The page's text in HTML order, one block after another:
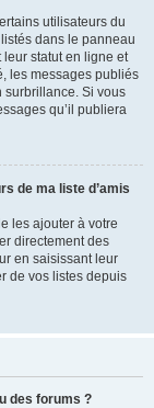
utilisateurs du
dans le panneau
statut en ligne et
les messages publiés
surbrillance. Si vous
qu’il publiera
de ma liste d’amis
les ajouter à votre
directement des
en saisissant leur
de vos listes depuis
des forums ?